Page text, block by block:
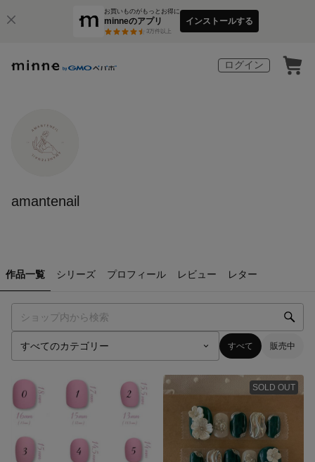
お買いものがもっとお得に
minneのアプリ
3万件以上
インストールする
ログイン
amantenail
作品一覧 シリーズ プロフィール レビュー レター
すべて 販売中
SOLD OUT